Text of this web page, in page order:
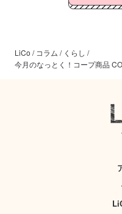
LiCo / コラム / くらし /
今月のなっとく！コープ商品